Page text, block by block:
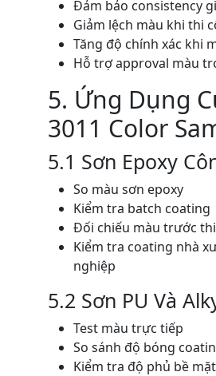
Đảm bảo consistency
Giảm lệch màu khi thi
Tăng độ chính xác khi
Hỗ trợ approval màu
5. Ứng Dụng
3011 Color
5.1 Sơn Epoxy
So màu sơn epoxy
Kiểm tra batch coating
Đối chiếu màu trước
Kiểm tra coating nhà
nghiệp
5.2 Sơn PU Và
Test màu trực tiếp
So sánh độ bóng
Kiểm tra độ phủ bề mặt